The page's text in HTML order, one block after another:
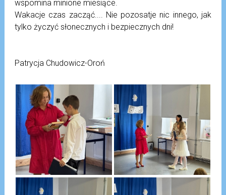
wspomina minione miesiące.
Wakacje czas zacząć.... Nie pozosatje nic innego, jak
tylko życzyć słonecznych i bezpiecznych dni!
Patrycja Chudowicz-Oroń